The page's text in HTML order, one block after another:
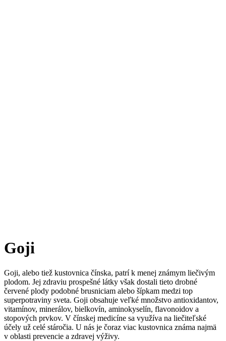
Goji
Goji, alebo tiež kustovnica čínska, patrí k menej známym liečivým
plodom. Jej zdraviu prospešné látky však dostali tieto drobné
červené plody podobné brusniciam alebo šípkam medzi top
superpotraviny sveta. Goji obsahuje veľké množstvo antioxidantov,
vitamínov, minerálov, bielkovín, aminokyselín, flavonoidov a
stopových prvkov. V čínskej medicíne sa využíva na liečiteľské
účely už celé stáročia. U nás je čoraz viac kustovnica známa najmä
v oblasti prevencie a zdravej výživy.